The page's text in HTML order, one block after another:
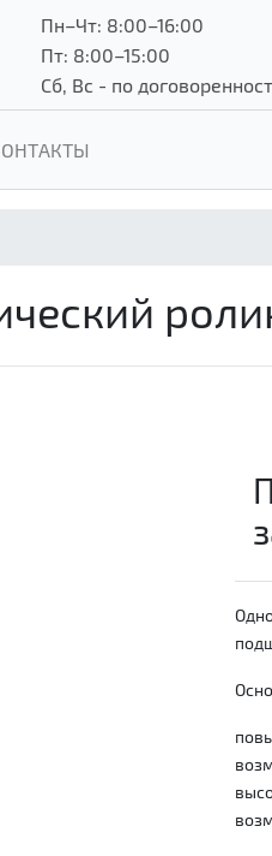
Пн–Чт: 8:00–16:00
Пт: 8:00–15:00
Сб, Вс - по